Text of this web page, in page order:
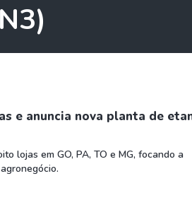
Tesla
Bitcoin
e anuncia nova planta de
lojas em GO, PA, TO e MG, focando a